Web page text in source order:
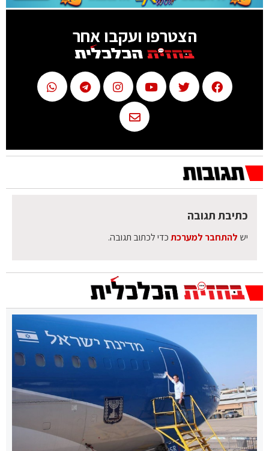
הצטרפו ועקבו אחר
כתיבת תגובה
יש להתחבר למערכתכדי לכתוב תגובה.